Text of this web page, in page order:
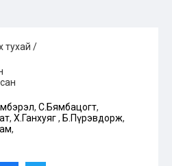
тухай /
, С.Бямбацогт,
, Х.Ганхуяг, Б.Пүрэвдорж,
,